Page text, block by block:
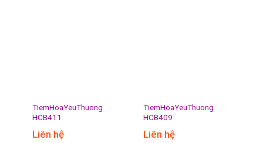
TiemHoaYeuThuong
HCB411
Liên hệ
TiemHoaYeuThuong
HCB409
Liên hệ